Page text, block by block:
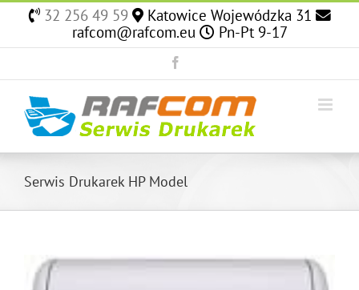
Skip
32 256 49 59
Katowice Wojewódzka 31
rafcom@rafcom.eu
Pn-Pt 9-17
Serwis Drukarek HP Model